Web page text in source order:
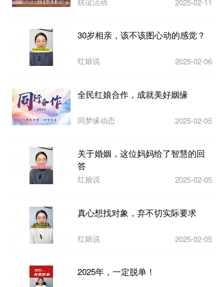
2025-02-11
30岁相亲，该不该图心动的感觉？
红娘说 2025-02-06
全民红娘合作，成就美好姻缘
同梦缘动态 2025-02-05
关于婚姻，这位妈妈给了智慧的回
答
红娘说 2025-02-05
真心想找对象，弃不切实际要求
红娘说 2025-02-05
2025年，一定脱单！